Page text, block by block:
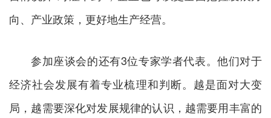
向、产业政策，更好地生产经营。
参加座谈会的还有3位专家学者代表。他们对于
经济社会发展有着专业梳理和判断。越是面对大变
局，越需要深化对发展规律的认识，越需要用丰富的